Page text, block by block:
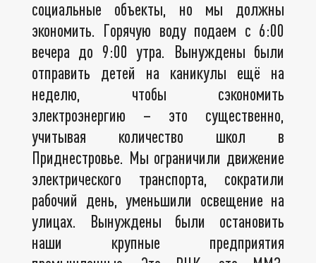
социальные объекты, но мы должны
экономить. Горячую воду подаем с 6:00
вечера до 9:00 утра. Вынуждены были
отправить детей на каникулы ещё на
неделю, чтобы сэкономить
электроэнергию – это существенно,
учитывая количество школ в
Приднестровье. Мы ограничили движение
электрического транспорта, сократили
рабочий день, уменьшили освещение на
улицах. Вынуждены были остановить
наши крупные предприятия